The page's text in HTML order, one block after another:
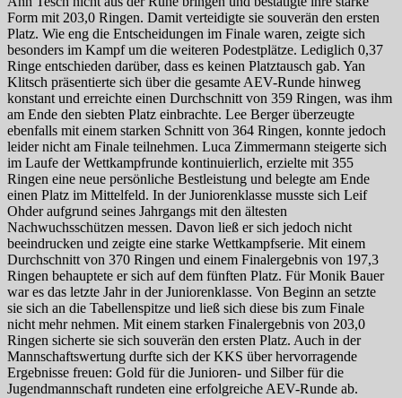
Form mit 203,0 Ringen. Damit verteidigte sie souverän den ersten
Platz. Wie eng die Entscheidungen im Finale waren, zeigte sich
besonders im Kampf um die weiteren Podestplätze. Lediglich 0,37
Ringe entschieden darüber, dass es keinen Platztausch gab. Yan
Klitsch präsentierte sich über die gesamte AEV-Runde hinweg
konstant und erreichte einen Durchschnitt von 359 Ringen, was ihm
am Ende den siebten Platz einbrachte. Lee Berger überzeugte
ebenfalls mit einem starken Schnitt von 364 Ringen, konnte jedoch
leider nicht am Finale teilnehmen. Luca Zimmermann steigerte sich
im Laufe der Wettkampfrunde kontinuierlich, erzielte mit 355
Ringen eine neue persönliche Bestleistung und belegte am Ende
einen Platz im Mittelfeld. In der Juniorenklasse musste sich Leif
Ohder aufgrund seines Jahrgangs mit den ältesten
Nachwuchsschützen messen. Davon ließ er sich jedoch nicht
beeindrucken und zeigte eine starke Wettkampfserie. Mit einem
Durchschnitt von 370 Ringen und einem Finalergebnis von 197,3
Ringen behauptete er sich auf dem fünften Platz. Für Monik Bauer
war es das letzte Jahr in der Juniorenklasse. Von Beginn an setzte
sie sich an die Tabellenspitze und ließ sich diese bis zum Finale
nicht mehr nehmen. Mit einem starken Finalergebnis von 203,0
Ringen sicherte sie sich souverän den ersten Platz. Auch in der
Mannschaftswertung durfte sich der KKS über hervorragende
Ergebnisse freuen: Gold für die Junioren- und Silber für die
Jugendmannschaft rundeten eine erfolgreiche AEV-Runde ab.